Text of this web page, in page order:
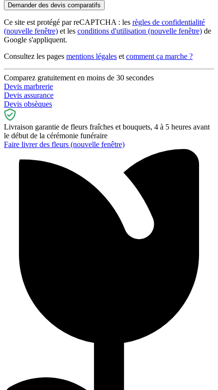
Ce site est protégé par reCAPTCHA : les règles de confidentialité
(nouvelle fenêtre) et les conditions d'utilisation (nouvelle fenêtre) de
Google s'appliquent.
Consultez les pages mentions légales et comment ça marche ?
Comparez gratuitement en moins de 30 secondes
Devis marbrerie
Devis assurance
Devis obsèques
Livraison garantie de fleurs fraîches et bouquets, 4 à 5 heures avant
le début de la cérémonie funéraire
Faire livrer des fleurs (nouvelle fenêtre)